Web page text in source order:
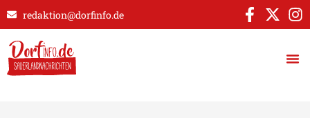
redaktion@dorfinfo.de